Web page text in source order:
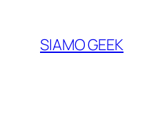
contenuto
SIAMO GEEK